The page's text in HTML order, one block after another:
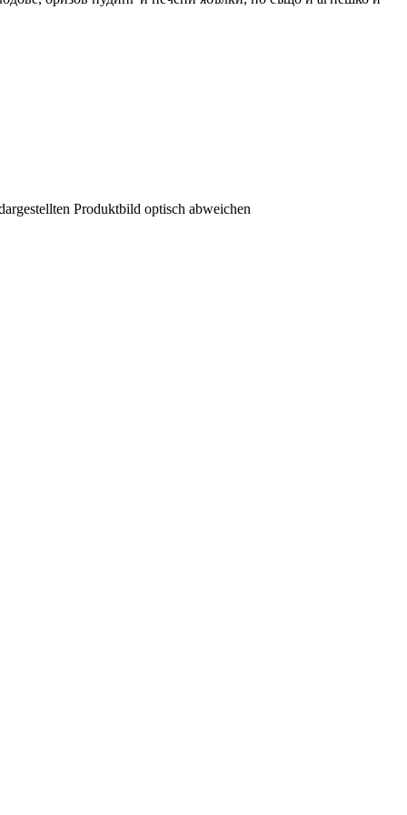
Produktbild optisch abweichen